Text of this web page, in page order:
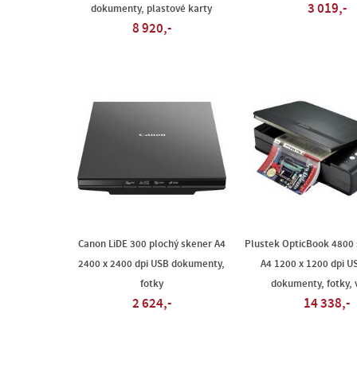
dokumenty, plastové karty
8 920,-
3 019,-
Canon LiDE 300 plochý skener A4
2400 x 2400 dpi USB dokumenty,
fotky
2 624,-
Plustek OpticBook
A4 1200 x 1200 dpi
dokumenty, fotky,
14 338,-